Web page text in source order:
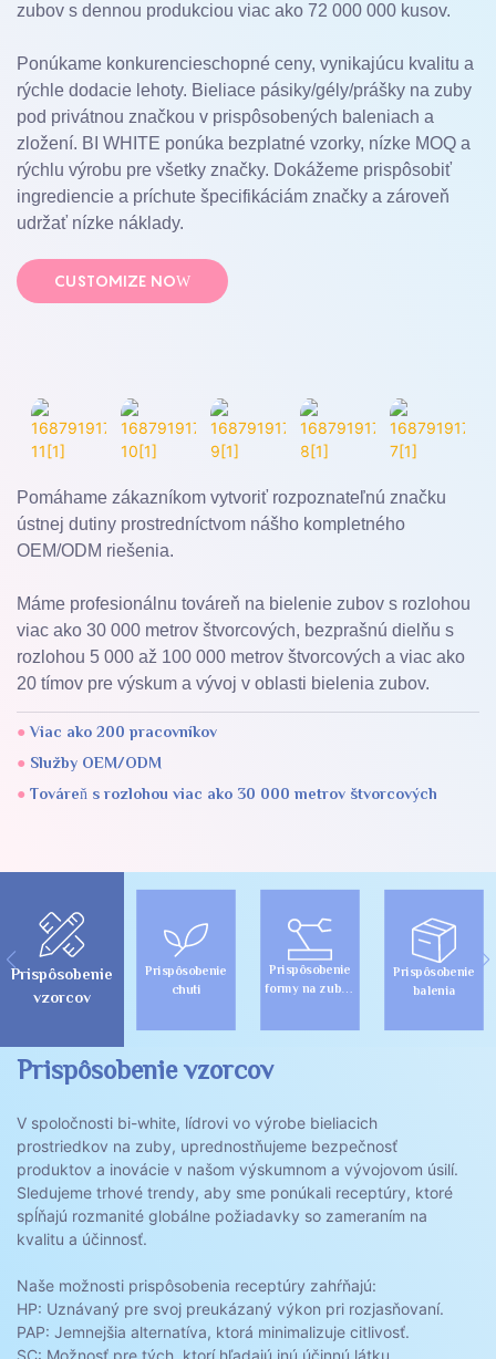
zubov s dennou produkciou viac ako 72 000 000 kusov.
Ponúkame konkurencieschopné ceny, vynikajúcu kvalitu a
rýchle dodacie lehoty. Bieliace pásiky/gély/prášky na zuby
pod privátnou značkou v prispôsobených baleniach a
zložení. BI WHITE ponúka bezplatné vzorky, nízke MOQ a
rýchlu výrobu pre všetky značky. Dokážeme prispôsobiť
ingrediencie a príchute špecifikáciám značky a zároveň
udržať nízke náklady.
CUSTOMIZE NOW
Pomáhame zákazníkom vytvoriť rozpoznateľnú značku
ústnej dutiny prostredníctvom nášho kompletného
OEM/ODM riešenia.
Máme profesionálnu továreň na bielenie zubov s rozlohou
viac ako 30 000 metrov štvorcových, bezprašnú dielňu s
rozlohou 5 000 až 100 000 metrov štvorcových a viac ako
20 tímov pre výskum a vývoj v oblasti bielenia zubov.
● Viac ako 200 pracovníkov
● Služby OEM/ODM
● Továreň s rozlohou viac ako 30 000 metrov štvorcových
Prispôsobenie
vzorcov
Prispôsobenie
chuti
Prispôsobenie
formy na zubné
Prispôsobenie
balenia
Prispôsobenie vzorcov
V spoločnosti bi-white, lídrovi vo výrobe bieliacich
prostriedkov na zuby, uprednostňujeme bezpečnosť
produktov a inovácie v našom výskumnom a vývojovom úsilí.
Sledujeme trhové trendy, aby sme ponúkali receptúry, ktoré
spĺňajú rozmanité globálne požiadavky so zameraním na
kvalitu a účinnosť.
Naše možnosti prispôsobenia receptúry zahŕňajú:
HP: Uznávaný pre svoj preukázaný výkon pri rozjasňovaní.
PAP: Jemnejšia alternatíva, ktorá minimalizuje citlivosť.